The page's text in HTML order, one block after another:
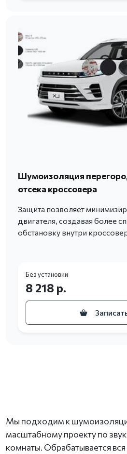
Шумоизоляция
отсека кроссовера
Защита позволяет
двигателя, создавая более
обстановку внутри
Без установки
8 218 р.
Мы подходим к
масштабному проекту по
комнаты. Обрабатывается вся